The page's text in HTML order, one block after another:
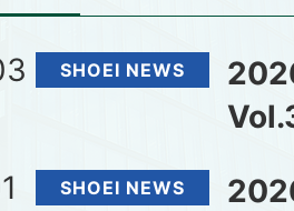
SHOEI NEWS
SHOEI NEWS